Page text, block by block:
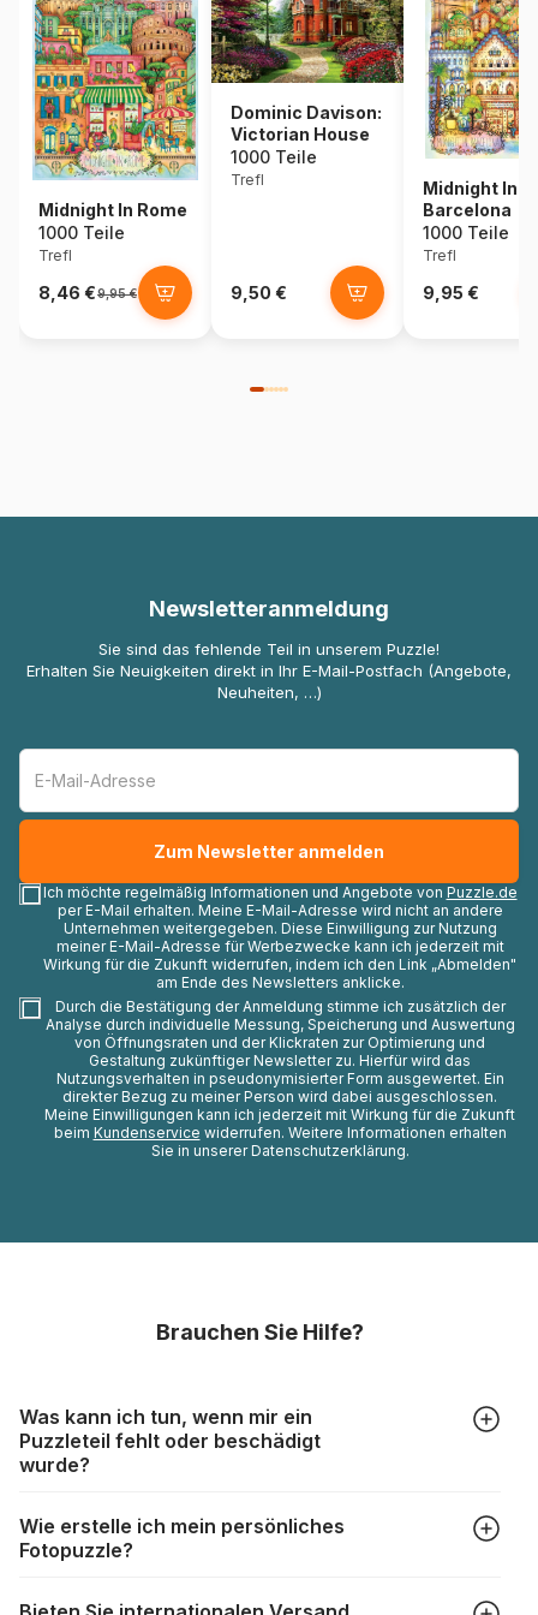
Midnight In Rome
1000 Teile
Trefl
8,46 €9,95 €
Dominic Davison:
Victorian House
1000 Teile
Trefl
9,50 €
Midnight In
Barcelona
1000 Teile
Trefl
9,95 €
Newsletteranmeldung
Sie sind das fehlende Teil in unserem Puzzle!
Erhalten Sie Neuigkeiten direkt in Ihr E-Mail-Postfach (Angebote,
Neuheiten, …)
Ich möchte regelmäßig Informationen und Angebote von Puzzle.de
per E-Mail erhalten. Meine E-Mail-Adresse wird nicht an andere
Unternehmen weitergegeben. Diese Einwilligung zur Nutzung
meiner E-Mail-Adresse für Werbezwecke kann ich jederzeit mit
Wirkung für die Zukunft widerrufen, indem ich den Link „Abmelden"
am Ende des Newsletters anklicke.
Durch die Bestätigung der Anmeldung stimme ich zusätzlich der
Analyse durch individuelle Messung, Speicherung und Auswertung
von Öffnungsraten und der Klickraten zur Optimierung und
Gestaltung zukünftiger Newsletter zu. Hierfür wird das
Nutzungsverhalten in pseudonymisierter Form ausgewertet. Ein
direkter Bezug zu meiner Person wird dabei ausgeschlossen.
Meine Einwilligungen kann ich jederzeit mit Wirkung für die Zukunft
beim Kundenservice widerrufen. Weitere Informationen erhalten
Sie in unserer Datenschutzerklärung.
Brauchen Sie Hilfe?
Was kann ich tun, wenn mir ein
Puzzleteil fehlt oder beschädigt
wurde?
aber trotzdem kann es vorkommen, dass Teile beschädigt
werden oder verloren gehen. Mit solchen Fällen gehen
https://www.puzzle.de/puzzleteile-fehlen.html
Wie erstelle ich mein persönliches
Fotopuzzle?